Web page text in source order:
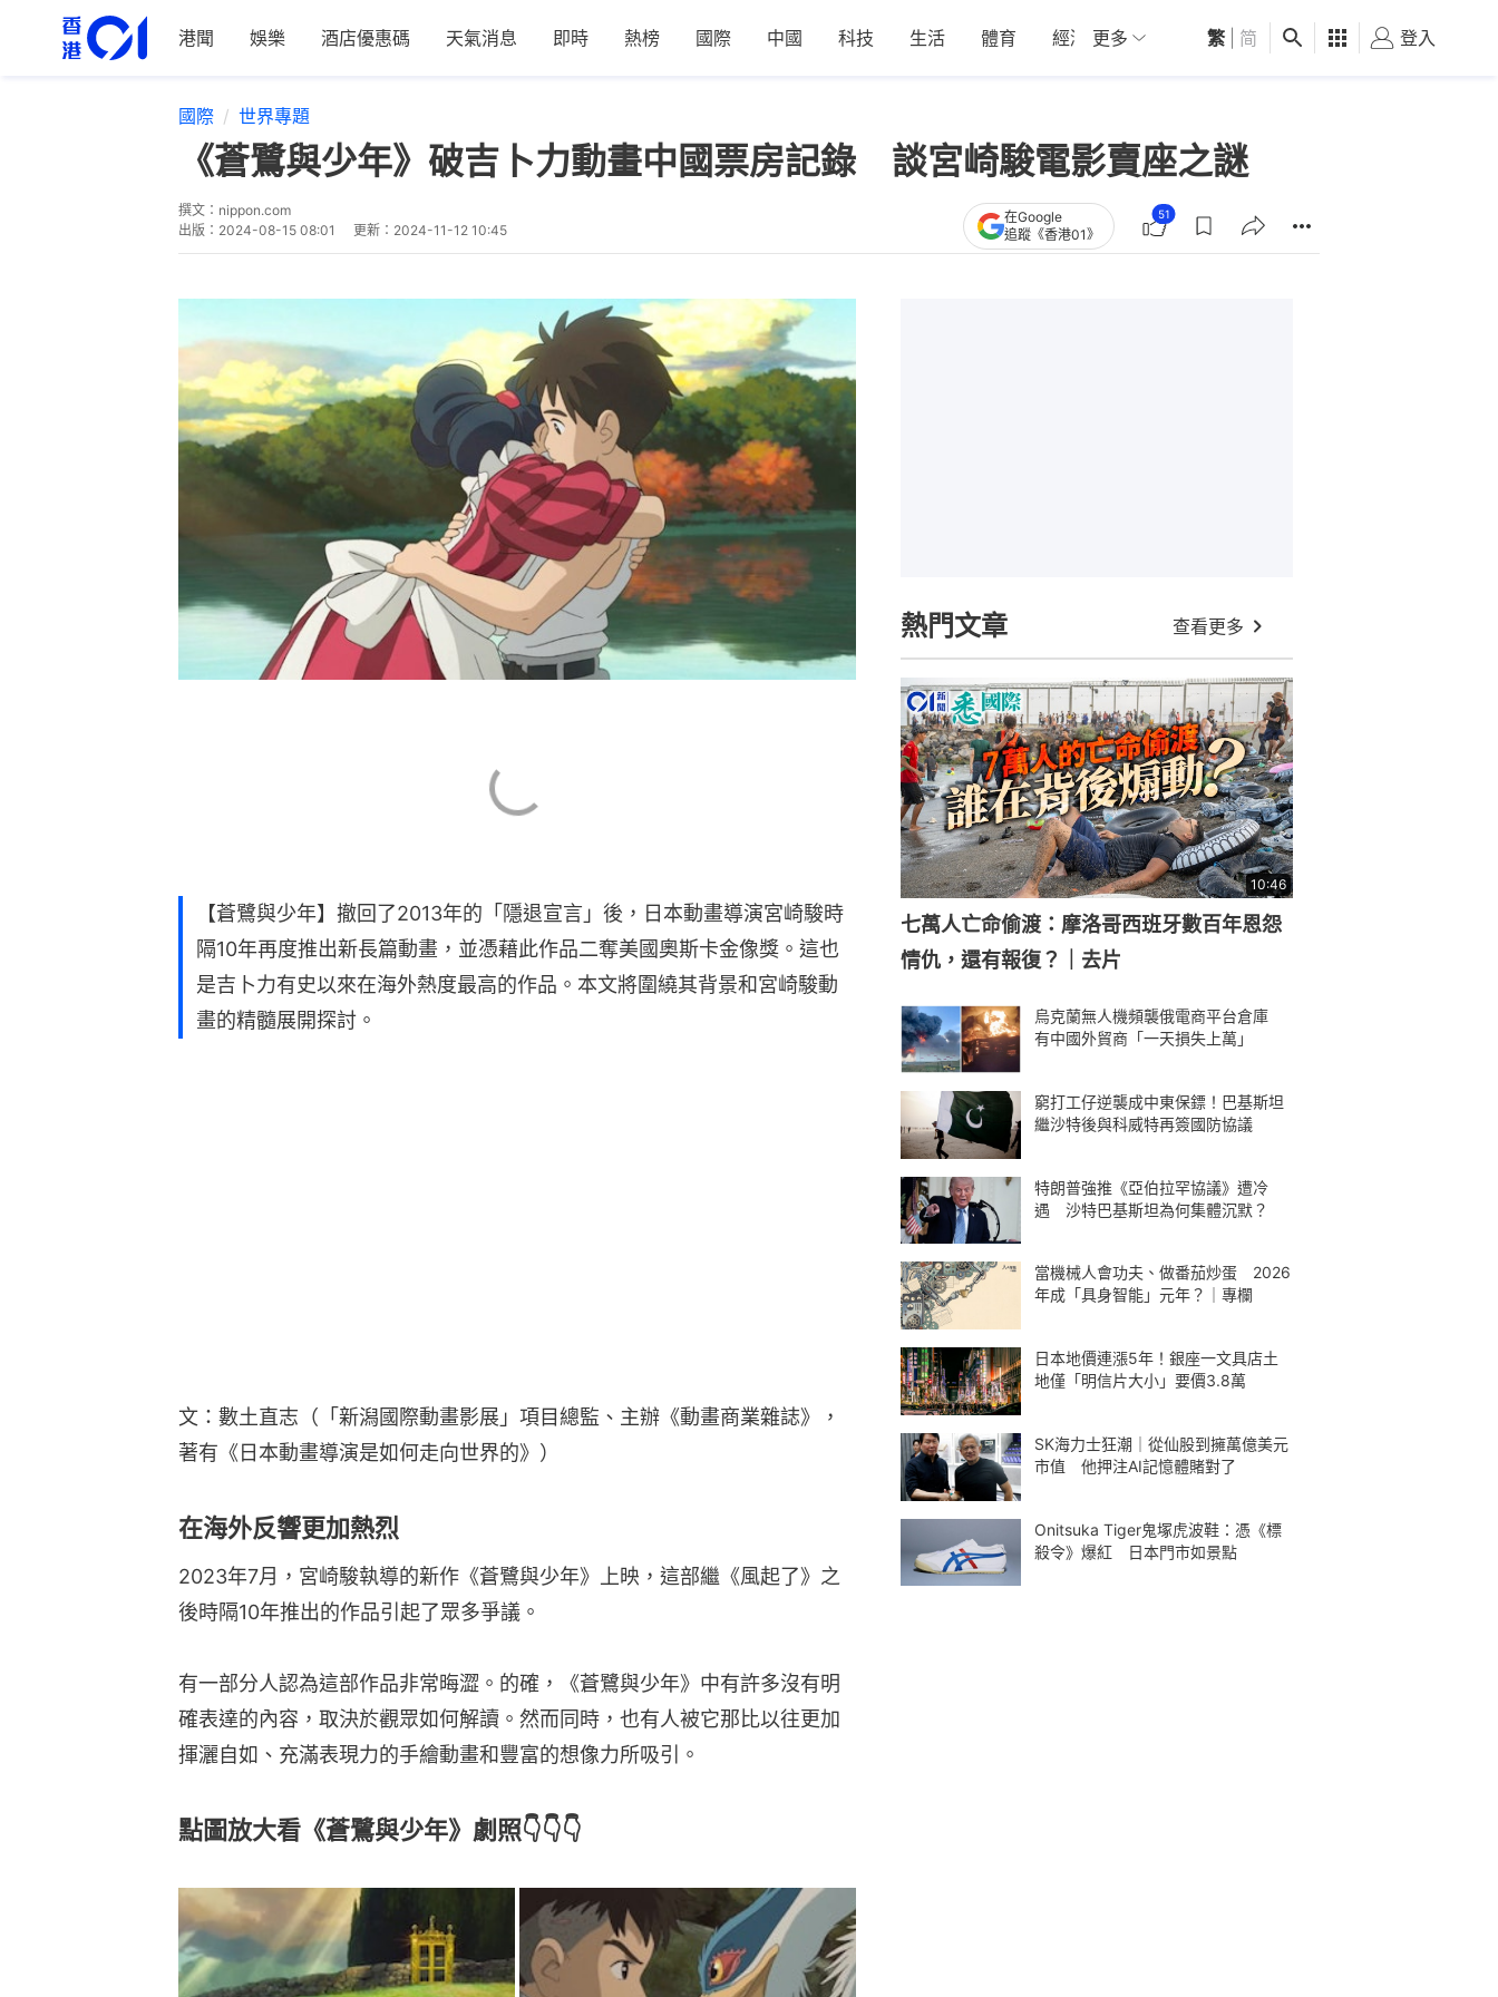
港聞 娛樂 酒店優惠碼 天氣消息 即時 熱榜 國際 中國 科技 生活 體育 經濟 01深圳 觀點 健康 好食玩飛
更多 繁 简 登入
國際 世界專題
《蒼鷺與少年》破吉卜力動畫中國票房記錄 談宮崎駿電影賣座之謎
撰文： nippon.com
出版： 2024-08-15 08:01 更新： 2024-11-12 10:45
在Google
追蹤《香港01》
51
【蒼鷺與少年】撤回了2013年的「隱退宣言」後，日本動畫導演宮崎駿時
隔10年再度推出新長篇動畫，並憑藉此作品二奪美國奧斯卡金像獎。這也
是吉卜力有史以來在海外熱度最高的作品。本文將圍繞其背景和宮崎駿動
畫的精髓展開探討。
文：數土直志（「新潟國際動畫影展」項目總監、主辦《動畫商業雜誌》，
著有《日本動畫導演是如何走向世界的》）
在海外反響更加熱烈
2023年7月，宮崎駿執導的新作《蒼鷺與少年》上映，這部繼《風起了》之
後時隔10年推出的作品引起了眾多爭議。
有一部分人認為這部作品非常晦澀。的確，《蒼鷺與少年》中有許多沒有明
確表達的內容，取決於觀眾如何解讀。然而同時，也有人被它那比以往更加
揮灑自如、充滿表現力的手繪動畫和豐富的想像力所吸引。
點圖放大看《蒼鷺與少年》劇照👇👇👇
熱門文章 查看更多
10:46
七萬人亡命偷渡：摩洛哥西班牙數百年恩怨
情仇，還有報復？｜去片
烏克蘭無人機頻襲俄電商平台倉庫
有中國外貿商「一天損失上萬」
窮打工仔逆襲成中東保鏢！巴基斯坦
繼沙特後與科威特再簽國防協議
特朗普強推《亞伯拉罕協議》遭冷
遇 沙特巴基斯坦為何集體沉默？
當機械人會功夫、做番茄炒蛋 2026
年成「具身智能」元年？｜專欄
日本地價連漲5年！銀座一文具店土
地僅「明信片大小」要價3.8萬
SK海力士狂潮｜從仙股到擁萬億美元
市值 他押注AI記憶體賭對了
Onitsuka Tiger鬼塚虎波鞋：憑《標
殺令》爆紅 日本門市如景點